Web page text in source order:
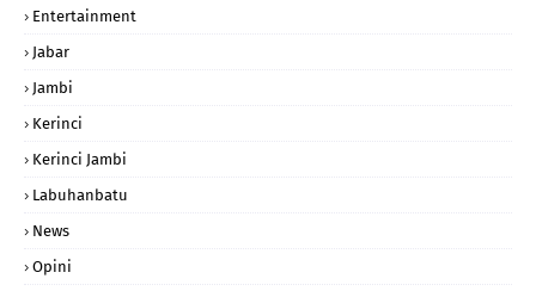
Entertainment
Jabar
Jambi
Kerinci
Kerinci Jambi
Labuhanbatu
News
Opini